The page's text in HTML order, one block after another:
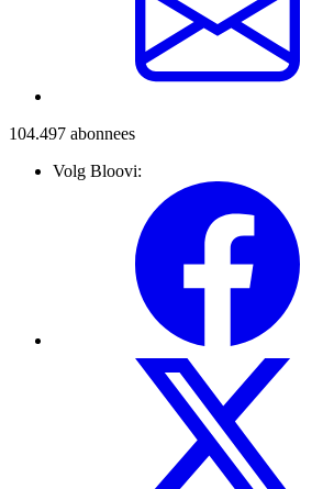
104.497 abonnees
Volg Bloovi: